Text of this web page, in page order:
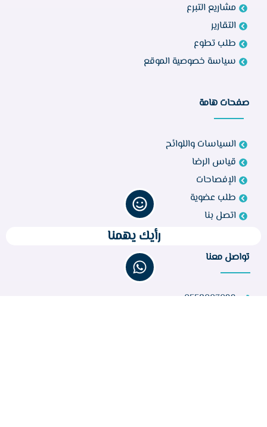
مشاريع التبرع
التقارير
طلب تطوع
سياسة خصوصية الموقع
صفحات هامة
السياسات واللوائح
قياس الرضا
الإفصاحات
طلب عضوية
اتصل بنا
تواصل معنا
0558003099
رأيك يهمنا